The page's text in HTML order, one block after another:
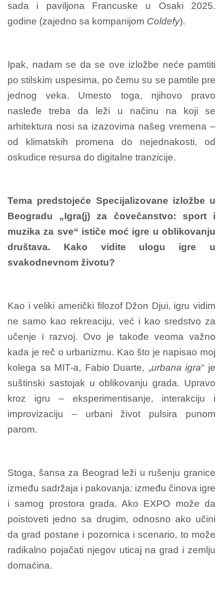
sada i paviljona Francuske u Osaki 2025.
godine (zajedno sa kompanijom Coldefy).
Ipak, nadam se da se ove izložbe neće pamtiti
po stilskim uspesima, po čemu su se pamtile pre
jednog veka. Umesto toga, njihovo pravo
nasleđe treba da leži u načinu na koji se
arhitektura nosi sa izazovima našeg vremena –
od klimatskih promena do nejednakosti, od
oskudice resursa do digitalne tranzicije.
Tema predstojeće Specijalizovane izložbe u
Beogradu „Igra(j) za čovečanstvo: sport i
muzika za sve“ ističe moć igre u oblikovanju
društava. Kako vidite ulogu igre u
svakodnevnom životu?
Kao i veliki američki filozof Džon Djui, igru vidim
ne samo kao rekreaciju, već i kao sredstvo za
učenje i razvoj. Ovo je takođe veoma važno
kada je reč o urbanizmu. Kao što je napisao moj
kolega sa MIT-a, Fabio Duarte, „urbana igra“ je
suštinski sastojak u oblikovanju grada. Upravo
kroz igru – eksperimentisanje, interakciju i
improvizaciju – urbani život pulsira punom
parom.
Stoga, šansa za Beograd leži u rušenju granice
između sadržaja i pakovanja: između činova igre
i samog prostora grada. Ako EXPO može da
poistoveti jedno sa drugim, odnosno ako učini
da grad postane i pozornica i scenario, to može
radikalno pojačati njegov uticaj na grad i zemlju
domaćina.